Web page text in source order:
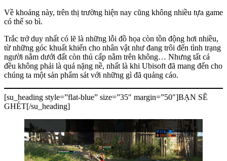
Về khoảng này, trên thị trường hiện nay cũng không nhiều tựa game
có thể so bì.
Trắc trở duy nhất có lẽ là những lỗi đồ họa còn tồn động hơi nhiều,
từ những góc khuất khiến cho nhân vật như đang trôi đến tình trạng
người nằm dưới đất còn thủ cấp nằm trên không… Nhưng tất cả
đều không phải là quá nặng nề, nhất là khi Ubisoft đã mang đến cho
chúng ta một sản phẩm sát với những gì đã quảng cáo.
[su_heading style=”flat-blue” size=”35″ margin=”50″]BẠN SẼ
GHÉT[/su_heading]